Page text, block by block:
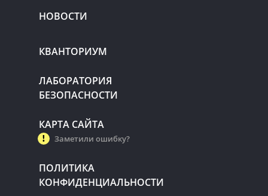
НОВОСТИ
КВАНТОРИУМ
ЛАБОРАТОРИЯ
БЕЗОПАСНОСТИ
КАРТА САЙТА
Заметили ошибку?
ПОЛИТИКА
КОНФИДЕНЦИАЛЬНОСТИ